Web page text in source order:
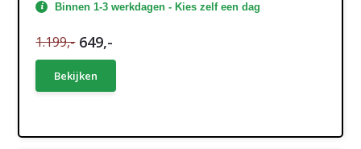
Binnen 1-3 werkdagen - Kies zelf een dag
1.199,- 649,-
Bekijken